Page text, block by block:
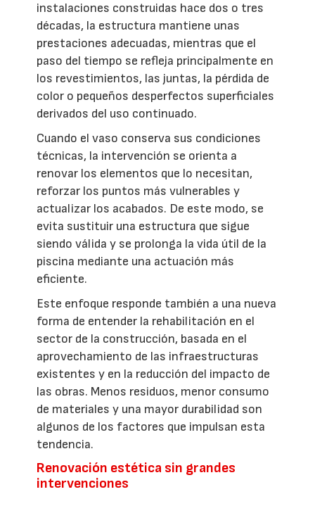
instalaciones construidas hace dos o tres
décadas, la estructura mantiene unas
prestaciones adecuadas, mientras que el
paso del tiempo se refleja principalmente en
los revestimientos, las juntas, la pérdida de
color o pequeños desperfectos superficiales
derivados del uso continuado.
Cuando el vaso conserva sus condiciones
técnicas, la intervención se orienta a
renovar los elementos que lo necesitan,
reforzar los puntos más vulnerables y
actualizar los acabados. De este modo, se
evita sustituir una estructura que sigue
siendo válida y se prolonga la vida útil de la
piscina mediante una actuación más
eficiente.
Este enfoque responde también a una nueva
forma de entender la rehabilitación en el
sector de la construcción, basada en el
aprovechamiento de las infraestructuras
existentes y en la reducción del impacto de
las obras. Menos residuos, menor consumo
de materiales y una mayor durabilidad son
algunos de los factores que impulsan esta
tendencia.
Renovación estética sin grandes
intervenciones